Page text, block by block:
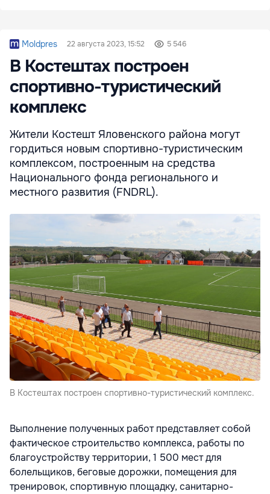
Moldpres 22 августа 2023, 15:52 5 546
В Костештах построен
спортивно-туристический
комплекс
Жители Костешт Яловенского района могут
гордиться новым спортивно-туристическим
комплексом, построенным на средства
Национального фонда регионального и
местного развития (FNDRL).
В Костештах построен спортивно-туристический комплекс.
Выполнение полученных работ представляет собой
фактическое строительство комплекса, работы по
благоустройству территории, 1 500 мест для
болельщиков, беговые дорожки, помещения для
тренировок, спортивную площадку, санитарно-